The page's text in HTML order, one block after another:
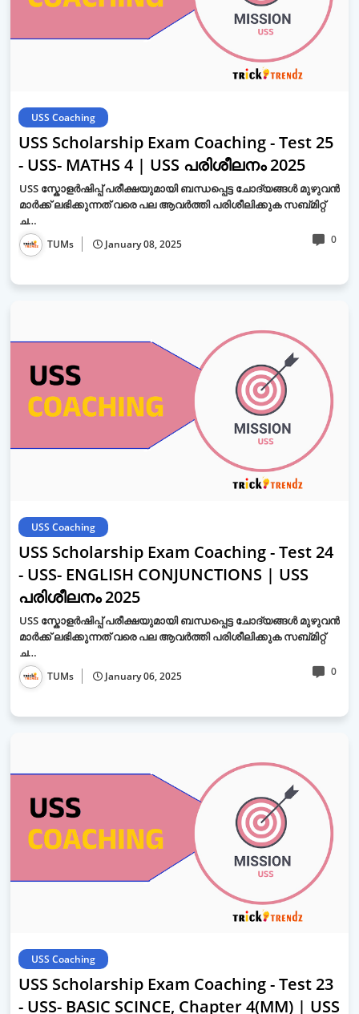
USS Coaching
USS Scholarship Exam Coaching - Test 25
- USS- MATHS 4 | USS പരിശീലനം 2025
USS സ്കോളർഷിപ്പ് പരീക്ഷയുമായി ബന്ധപ്പെട്ട ചോദ്യങ്ങൾ മുഴുവൻ
മാർക്ക് ലഭിക്കുന്നത് വരെ പല ആവർത്തി പരിശീലിക്കുക സബ്മിറ്റ്
ച…
TUMs January 08, 2025 0
USS Coaching
USS Scholarship Exam Coaching - Test 24
- USS- ENGLISH CONJUNCTIONS | USS
പരിശീലനം 2025
USS സ്കോളർഷിപ്പ് പരീക്ഷയുമായി ബന്ധപ്പെട്ട ചോദ്യങ്ങൾ മുഴുവൻ
മാർക്ക് ലഭിക്കുന്നത് വരെ പല ആവർത്തി പരിശീലിക്കുക സബ്മിറ്റ്
ച…
TUMs January 06, 2025 0
USS Coaching
USS Scholarship Exam Coaching - Test 23
- USS- BASIC SCINCE, Chapter 4(MM) | USS